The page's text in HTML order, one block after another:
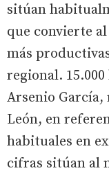
sitúan
que convierte
más
regional.
Arsenio García,
León, en
habituales en
cifras sitúan al